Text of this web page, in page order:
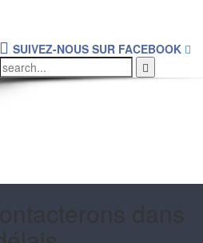
SUIVEZ-NOUS SUR FACEBOOK
dans